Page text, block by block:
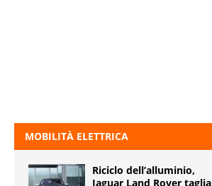
MOBILITÀ ELETTRICA
Riciclo dell’alluminio,
Jaguar Land Rover taglia